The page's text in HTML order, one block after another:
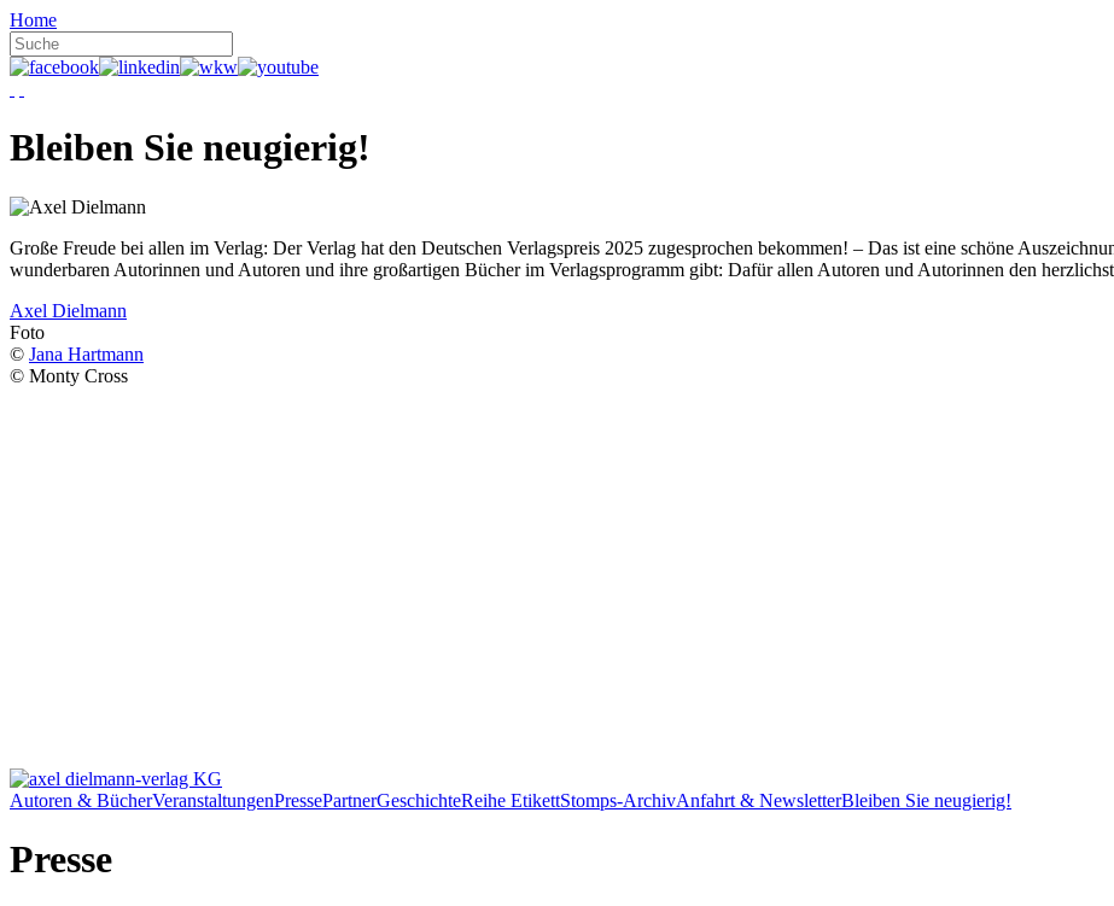
Home
Bleiben Sie neugierig!
Große Freude bei allen im Verlag: Der Verlag hat den Deutschen Verlagspreis 2025 zugesprochen bekommen! – Das ist eine schöne
wunderbaren Autorinnen und Autoren und ihre großartigen Bücher im Verlagsprogramm gibt: Dafür allen Autoren und Autorinnen den
Axel Dielmann
Foto
© Jana Hartmann
© Monty Cross
Autoren & BücherVeranstaltungenPressePartnerGeschichteReihe EtikettStomps-ArchivAnfahrt & NewsletterBleiben Sie neugierig!
Presse